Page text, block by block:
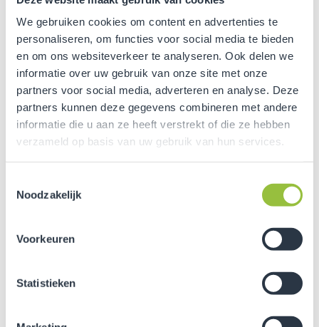
We gebruiken cookies om content en advertenties te
personaliseren, om functies voor social media te bieden
en om ons websiteverkeer te analyseren. Ook delen we
informatie over uw gebruik van onze site met onze
partners voor social media, adverteren en analyse. Deze
partners kunnen deze gegevens combineren met andere
informatie die u aan ze heeft verstrekt of die ze hebben
verzameld op basis van uw gebruik van hun services.
Noodzakelijk
Voorkeuren
Statistieken
– Hoe liggen de zonnepanelen? Oost-west of pal op
het zuiden?
– Welke omvormers worden er gebruikt?
– Hoeveel eigen verbruik wordt er afgenomen?
Meer weten over dit onderwerp?
Download gratis leaflet
Het is natuurlijk handig om te weten hoeveel energie je
terug levert op het net, want daar krijg je geld voor. Zo